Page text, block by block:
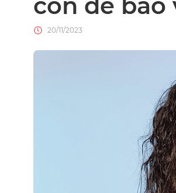
20/11/2023